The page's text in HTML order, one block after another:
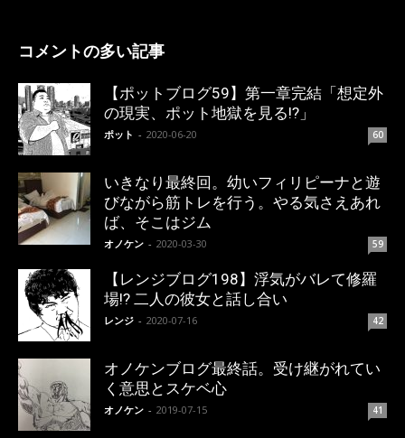
コメントの多い記事
【ポットブログ59】第一章完結「想定外
の現実、ポット地獄を見る!?」
ポット - 2020-06-20 60
いきなり最終回。幼いフィリピーナと遊
びながら筋トレを行う。やる気さえあれ
ば、そこはジム
オノケン - 2020-03-30 59
【レンジブログ198】浮気がバレて修羅
場!? 二人の彼女と話し合い
レンジ - 2020-07-16 42
オノケンブログ最終話。受け継がれてい
く意思とスケベ心
オノケン - 2019-07-15 41